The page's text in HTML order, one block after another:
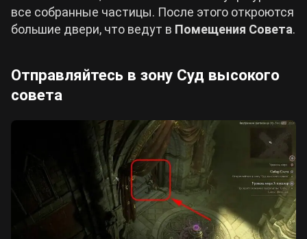
все собранные частицы. После этого откроются
большие двери, что ведут в Помещения Совета.
Отправляйтесь в зону Суд высокого
совета